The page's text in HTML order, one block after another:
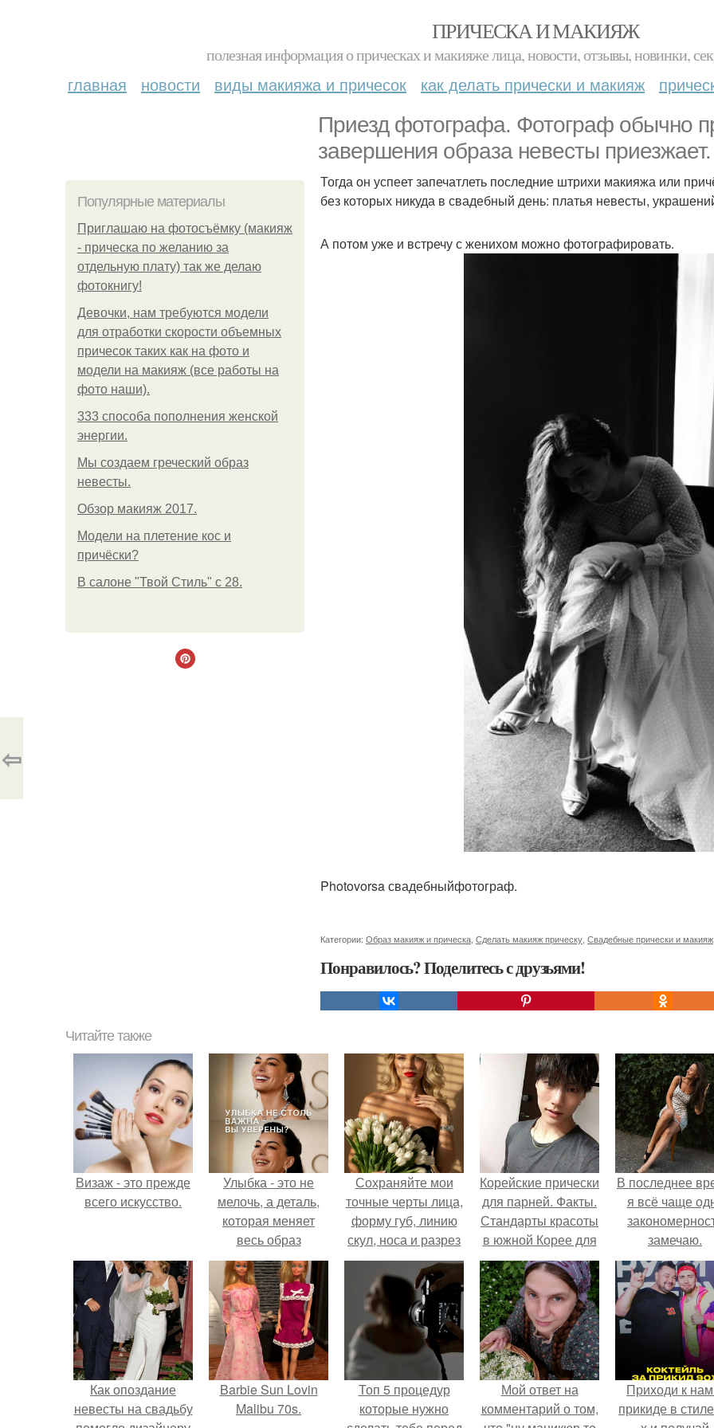
ПРИЧЕСКА И МАКИЯЖ
полезная информация о прическах и макияже лица, новости, отзывы, новинки,
главная новости виды макияжа и причесок как делать прически и макияж
Приезд фотографа. Фотограф обычно
завершения образа невесты приезжает.
Популярные материалы
Приглашаю на фотосъёмку (макияж
- прическа по желанию за
отдельную плату) так же делаю
фотокнигу!
Девочки, нам требуются модели
для отработки скорости объемных
причесок таких как на фото и
модели на макияж (все работы на
фото наши).
333 способа пополнения женской
энергии.
Мы создаем греческий образ
невесты.
Обзор макияж 2017.
Модели на плетение кос и
причёски?
В салоне "Твой Стиль" с 28.
Тогда он успеет запечатлеть последние штрихи макияжа или
без которых никуда в свадебный день: платья невесты,
А потом уже и встречу с женихом можно фотографировать.
Photovorsa свадебныйфотограф.
Категории: Образ макияж и прическа Сделать макияж прическу Свадебные прически и макияж
Понравилось? Поделитесь с друзьями!
⇦
Читайте также
Визаж - это прежде
всего искусство.
Улыбка - это не
мелочь, а деталь,
которая меняет
весь образ
человека.
Сохраняйте мои
точные черты лица,
форму губ, линию
скул, носа и разрез
глаз.
Корейские прически
для парней. Факты.
Стандарты красоты
в южной Корее для
парней?
В последнее
я всё чаще
замечаю.
Как опоздание
невесты на свадьбу
Barbie Sun Lovin
Malibu 70s.
Топ 5 процедур
которые нужно
Мой ответ на
комментарий о том,
Приходи к
прикиде в